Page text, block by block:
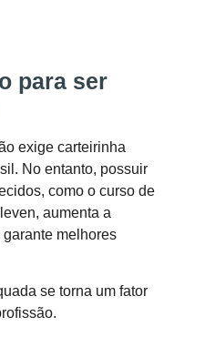
para ser
exige carteirinha
No entanto, possuir
como o curso de
aumenta a
melhores
se torna um fator